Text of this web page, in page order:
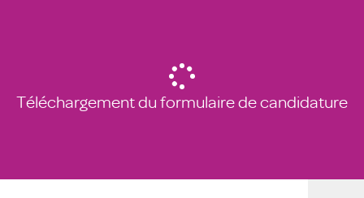
Téléchargement du formulaire de candidature